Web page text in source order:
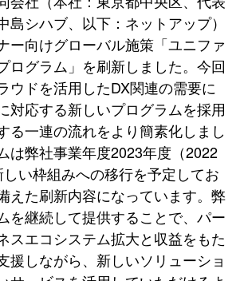
島シハブ、以下：ネットアップ）
ー向けグローバル施策「ユニファ
ログラム」を刷新しました。今回
ウドを活用したDX関連の需要に
対応する新しいプログラムを採用
る一連の流れをより簡素化しまし
は弊社事業年度2023年度（2022
い枠組みへの移行を予定してお
えた刷新内容になっています。弊
を継続して提供することで、パー
スエコシステム拡大と収益をもた
援しながら、新しいソリューショ